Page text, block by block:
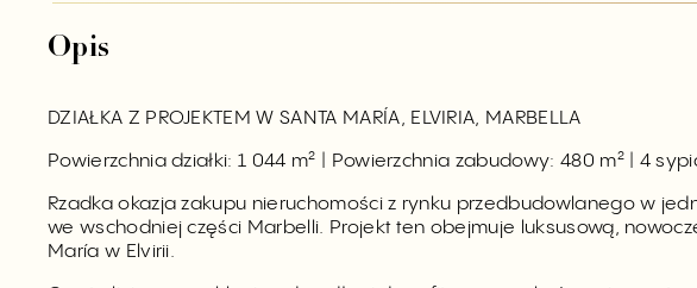
Opis
DZIAŁKA Z PROJEKTEM W SANTA MARÍA, ELVIRIA, MARBELLA
Powierzchnia działki: 1 044 m² | Powierzchnia zabudowy: 480 m² | 4
Rzadka okazja zakupu nieruchomości z rynku przedbudowlanego w
we wschodniej części Marbelli. Projekt ten obejmuje luksusową,
María w Elvirii.